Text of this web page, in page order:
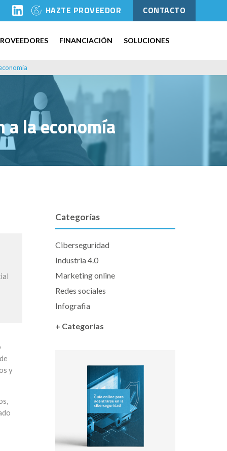
HAZTE PROVEEDOR CONTACTO
FINANCIACIÓN SOLUCIONES
la economía
y
Categorías
Ciberseguridad
Industria 4.0
Marketing online
Redes sociales
Infografia
+ Categorías